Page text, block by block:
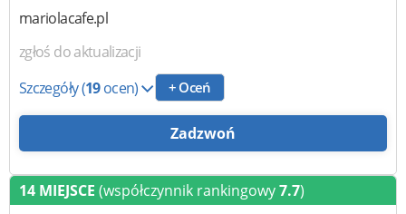
mariolacafe.pl
zgłoś do aktualizacji
Szczegóły(19ocen) + Oceń
Zadzwoń
14 MIEJSCE (współczynnik rankingowy7.7)